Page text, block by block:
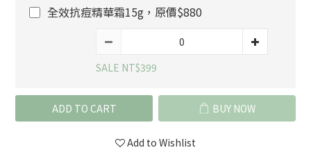
全效抗痘精華霜15g，原價$880
SALE NT$399
ADD TO CART BUY NOW
Add to Wishlist